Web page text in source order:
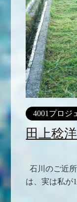
4001プロジ
田上稔
石川のご近
は、実は私が